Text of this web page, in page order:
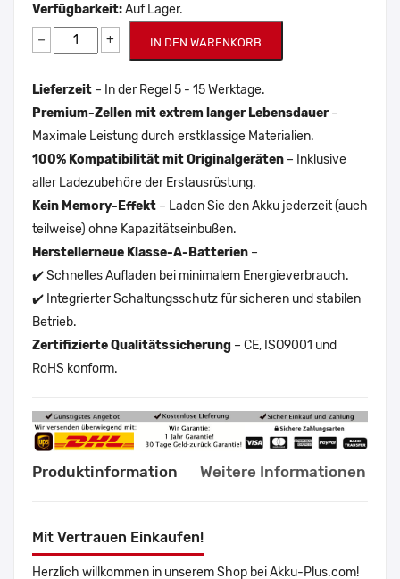
Verfügbarkeit:Auf Lager.
− + IN DEN WARENKORB
Lieferzeit – In der Regel 5 - 15 Werktage.
Premium-Zellen mit extrem langer Lebensdauer–
Maximale Leistung durch erstklassige Materialien.
100% Kompatibilität mit Originalgeräten – Inklusive
aller Ladezubehöre der Erstausrüstung.
Kein Memory-Effekt – Laden Sie den Akku jederzeit (auch
teilweise) ohne Kapazitätseinbußen.
Herstellerneue Klasse-A-Batterien –
✔️ Schnelles Aufladen bei minimalem Energieverbrauch.
✔️ Integrierter Schaltungsschutz für sicheren und stabilen
Betrieb.
Zertifizierte Qualitätssicherung – CE, ISO9001 und
RoHS konform.
Produktinformation Weitere Informationen
Mit Vertrauen Einkaufen!
Herzlich willkommen in unserem Shop bei Akku-Plus.com!